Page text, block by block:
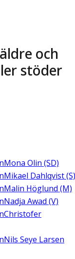
och
stöder
Mona Olin (SD)
Mikael Dahlqvist (S)
Malin Höglund (M)
Nadja Awad (V)
Christofer
Nils Seye Larsen